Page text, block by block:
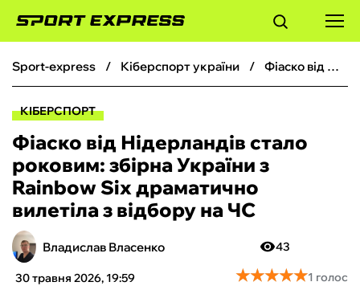
ФУТБОЛ
БОКС
ХОКЕЙ
ТЕНІС
sport-express кіберспорт україни Фіаско від Нідерландів стало роковим: збірна України з Rainbow Six драматично вилетіла з відбору на ЧС
КІБЕРСПОРТ
Фіаско від Нідерландів стало
роковим: збірна України з
Rainbow Six драматично
вилетіла з відбору на ЧС
Владислав Власенко
30 травня 2026, 19:59
43
★★★★★
★★★★★1 голос